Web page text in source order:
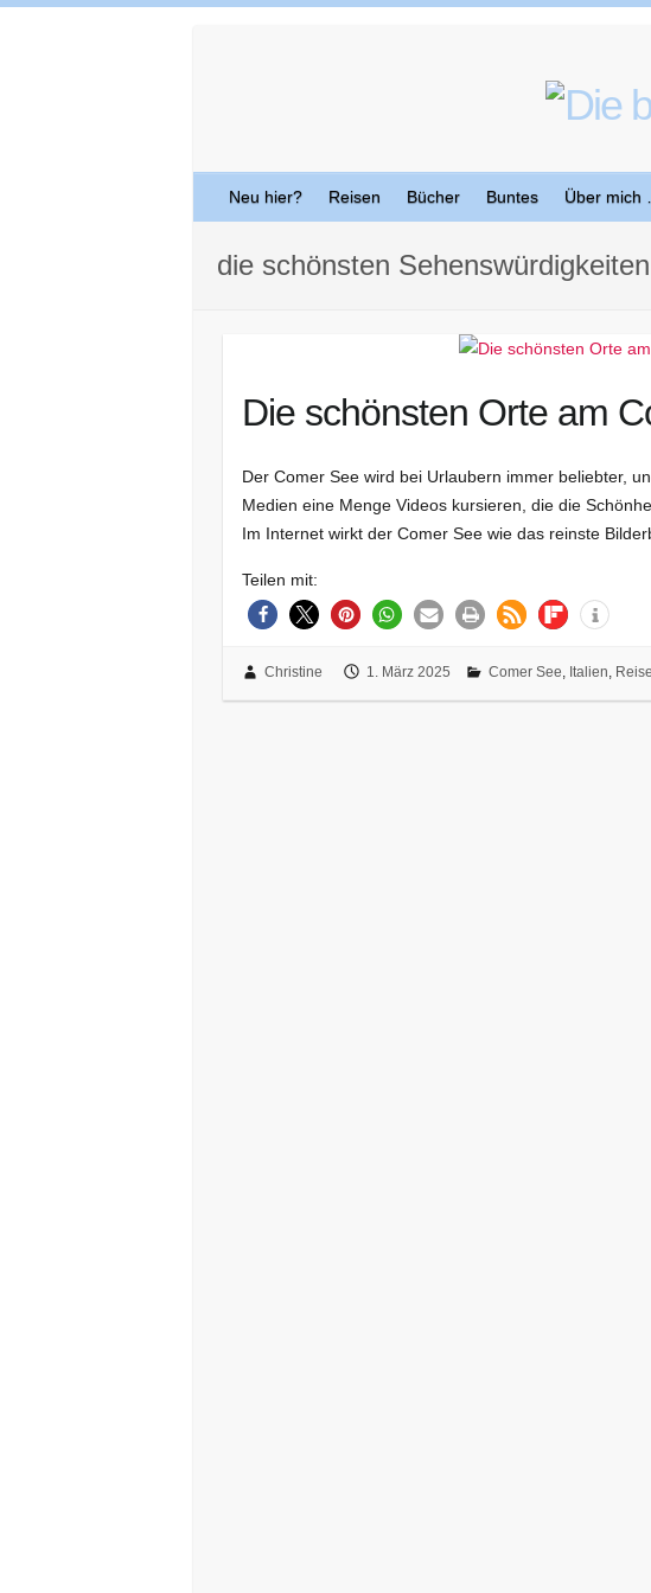
Neu hier? Reisen Bücher Buntes Über mich
die schönsten
Die schönsten Orte am
Der Comer See wird bei Urlaubern immer beliebter,
Medien eine Menge Videos kursieren, die die
Im Internet wirkt der Comer See wie das reinste
Teilen mit:
Christine 1. März 2025 Comer See, Italien,